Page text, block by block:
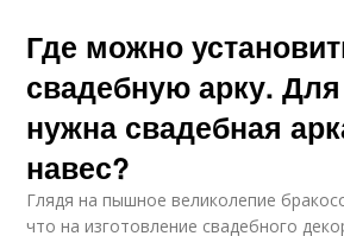
Где можно
свадебную арку. Для
нужна свадебная
навес?
Глядя на пышное великолепие
что на изготовление свадебного